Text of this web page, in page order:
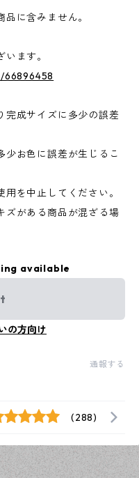
に含みません。
ます。
成サイズに多少の誤差
お色に誤差が生じるこ
を中止してください。
がある商品が混ざる場
available
の方向け
通報する
(288)